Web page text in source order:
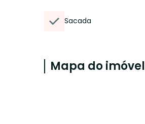
Sacada
Mapa do imóvel